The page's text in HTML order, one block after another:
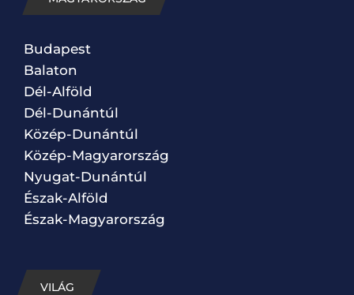
Budapest
Balaton
Dél-Alföld
Dél-Dunántúl
Közép-Dunántúl
Közép-Magyarország
Nyugat-Dunántúl
Észak-Alföld
Észak-Magyarország
VILÁG